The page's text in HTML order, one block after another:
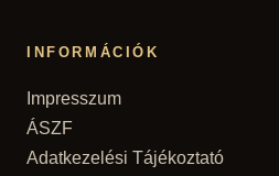
INFORMÁCIÓK
Impresszum
ÁSZF
Adatkezelési Tájékoztató